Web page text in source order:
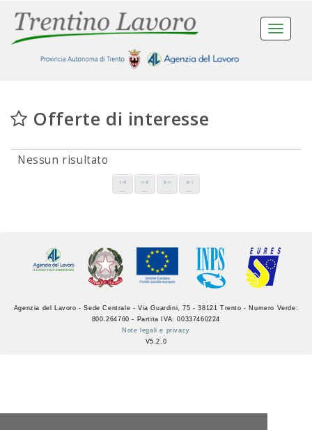
Toggle
Offerte di interesse
Nessun risultato
Agenzia del Lavoro - Sede Centrale - Via Guardini, 75 - 38121 Trento - Numero Verde:
800.264760 - Partita IVA: 00337460224
Note legali e privacy
V5.2.0